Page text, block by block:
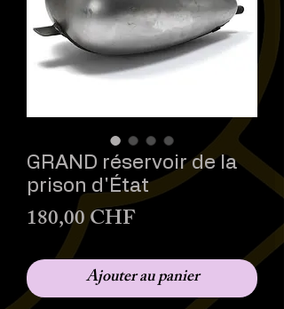
GRAND réservoir de la
prison d'État
180,00 CHFPrix
Ajouter au panier